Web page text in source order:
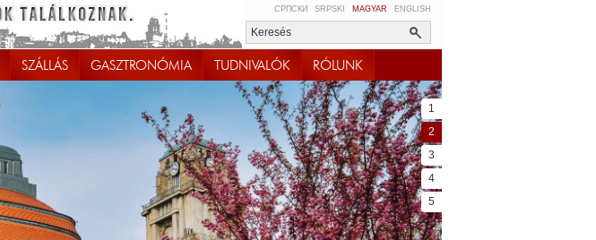
СРПСКИ SRPSKI MAGYAR ENGLISH
SZÁLLÁS GASZTRONÓMIA TUDNIVALÓK RÓLUNK
1
2
3
4
5